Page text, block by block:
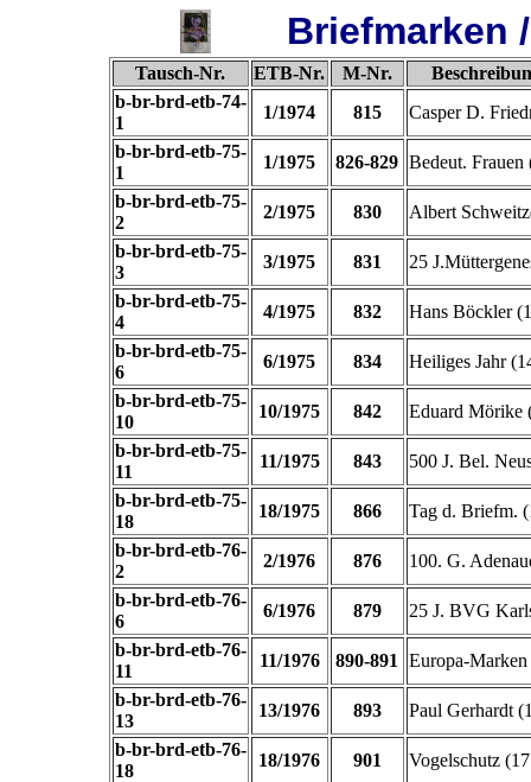
Briefmarken
Tausch-Nr. ETB-Nr. M-Nr.
b-br-brd-etb-74-
1
1/1974 815
Casper D.
b-br-brd-etb-75-
1
1/1975 826-829 Bedeut.
b-br-brd-etb-75-
2
2/1975 830
Albert
b-br-brd-etb-75-
3
3/1975 831
25
b-br-brd-etb-75-
4
4/1975 832
Hans Böckler
b-br-brd-etb-75-
6
6/1975 834
Heiliges Jahr
b-br-brd-etb-75-
10
10/1975 842
Eduard Mörike
b-br-brd-etb-75-
11
11/1975 843
500 J. Bel.
b-br-brd-etb-75-
18
18/1975 866
Tag d. Briefm.
b-br-brd-etb-76-
2
2/1976 876
100. G.
b-br-brd-etb-76-
6
6/1976 879
25 J. BVG
b-br-brd-etb-76-
11
11/1976 890-891
Europa-
b-br-brd-etb-76-
13
13/1976 893
Paul Gerhardt
b-br-brd-etb-76-
18
18/1976 901
Vogelschutz